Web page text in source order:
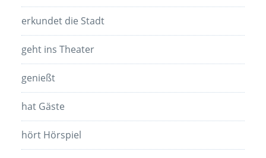
erkundet die Stadt
geht ins Theater
genießt
hat Gäste
hört Hörspiel